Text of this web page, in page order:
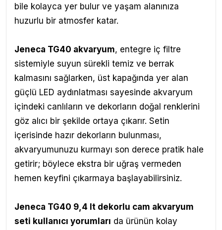
bile kolayca yer bulur ve yaşam alanınıza
huzurlu bir atmosfer katar.
Jeneca TG40 akvaryum, entegre iç filtre
sistemiyle suyun sürekli temiz ve berrak
kalmasını sağlarken, üst kapağında yer alan
güçlü LED aydınlatması sayesinde akvaryum
içindeki canlıların ve dekorların doğal renklerini
göz alıcı bir şekilde ortaya çıkarır. Setin
içerisinde hazır dekorların bulunması,
akvaryumunuzu kurmayı son derece pratik hale
getirir; böylece ekstra bir uğraş vermeden
hemen keyfini çıkarmaya başlayabilirsiniz.
Jeneca TG40 9,4 lt dekorlu cam akvaryum
seti kullanıcı yorumları da ürünün kolay